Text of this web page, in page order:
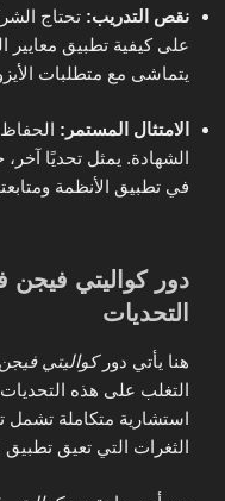
نقص التدريب: تحتاج
على كيفية تطبيق معايير
يتماشى مع متطلبات
الامتثال المستمر:
الشهادة. يمثل تحديًا
في تطبيق الأنظمة
دور كواليتي
التحديات
هنا يأتي دوركواليتي فيجن
التغلب على هذه
استشارية متكاملة تشمل
الثغرات التي تعيق تطبيق